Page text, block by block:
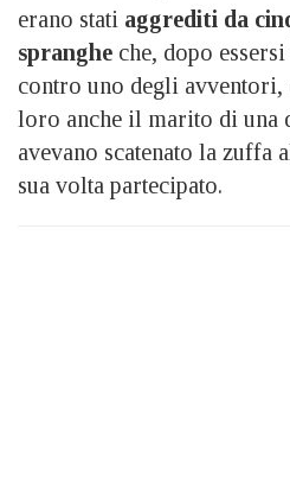
erano stati aggrediti da
spranghe che, dopo
contro uno degli avventori,
loro anche il marito di una
avevano scatenato la zuffa
sua volta partecipato.